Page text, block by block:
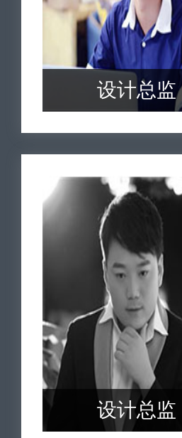
设计总监
设计总监